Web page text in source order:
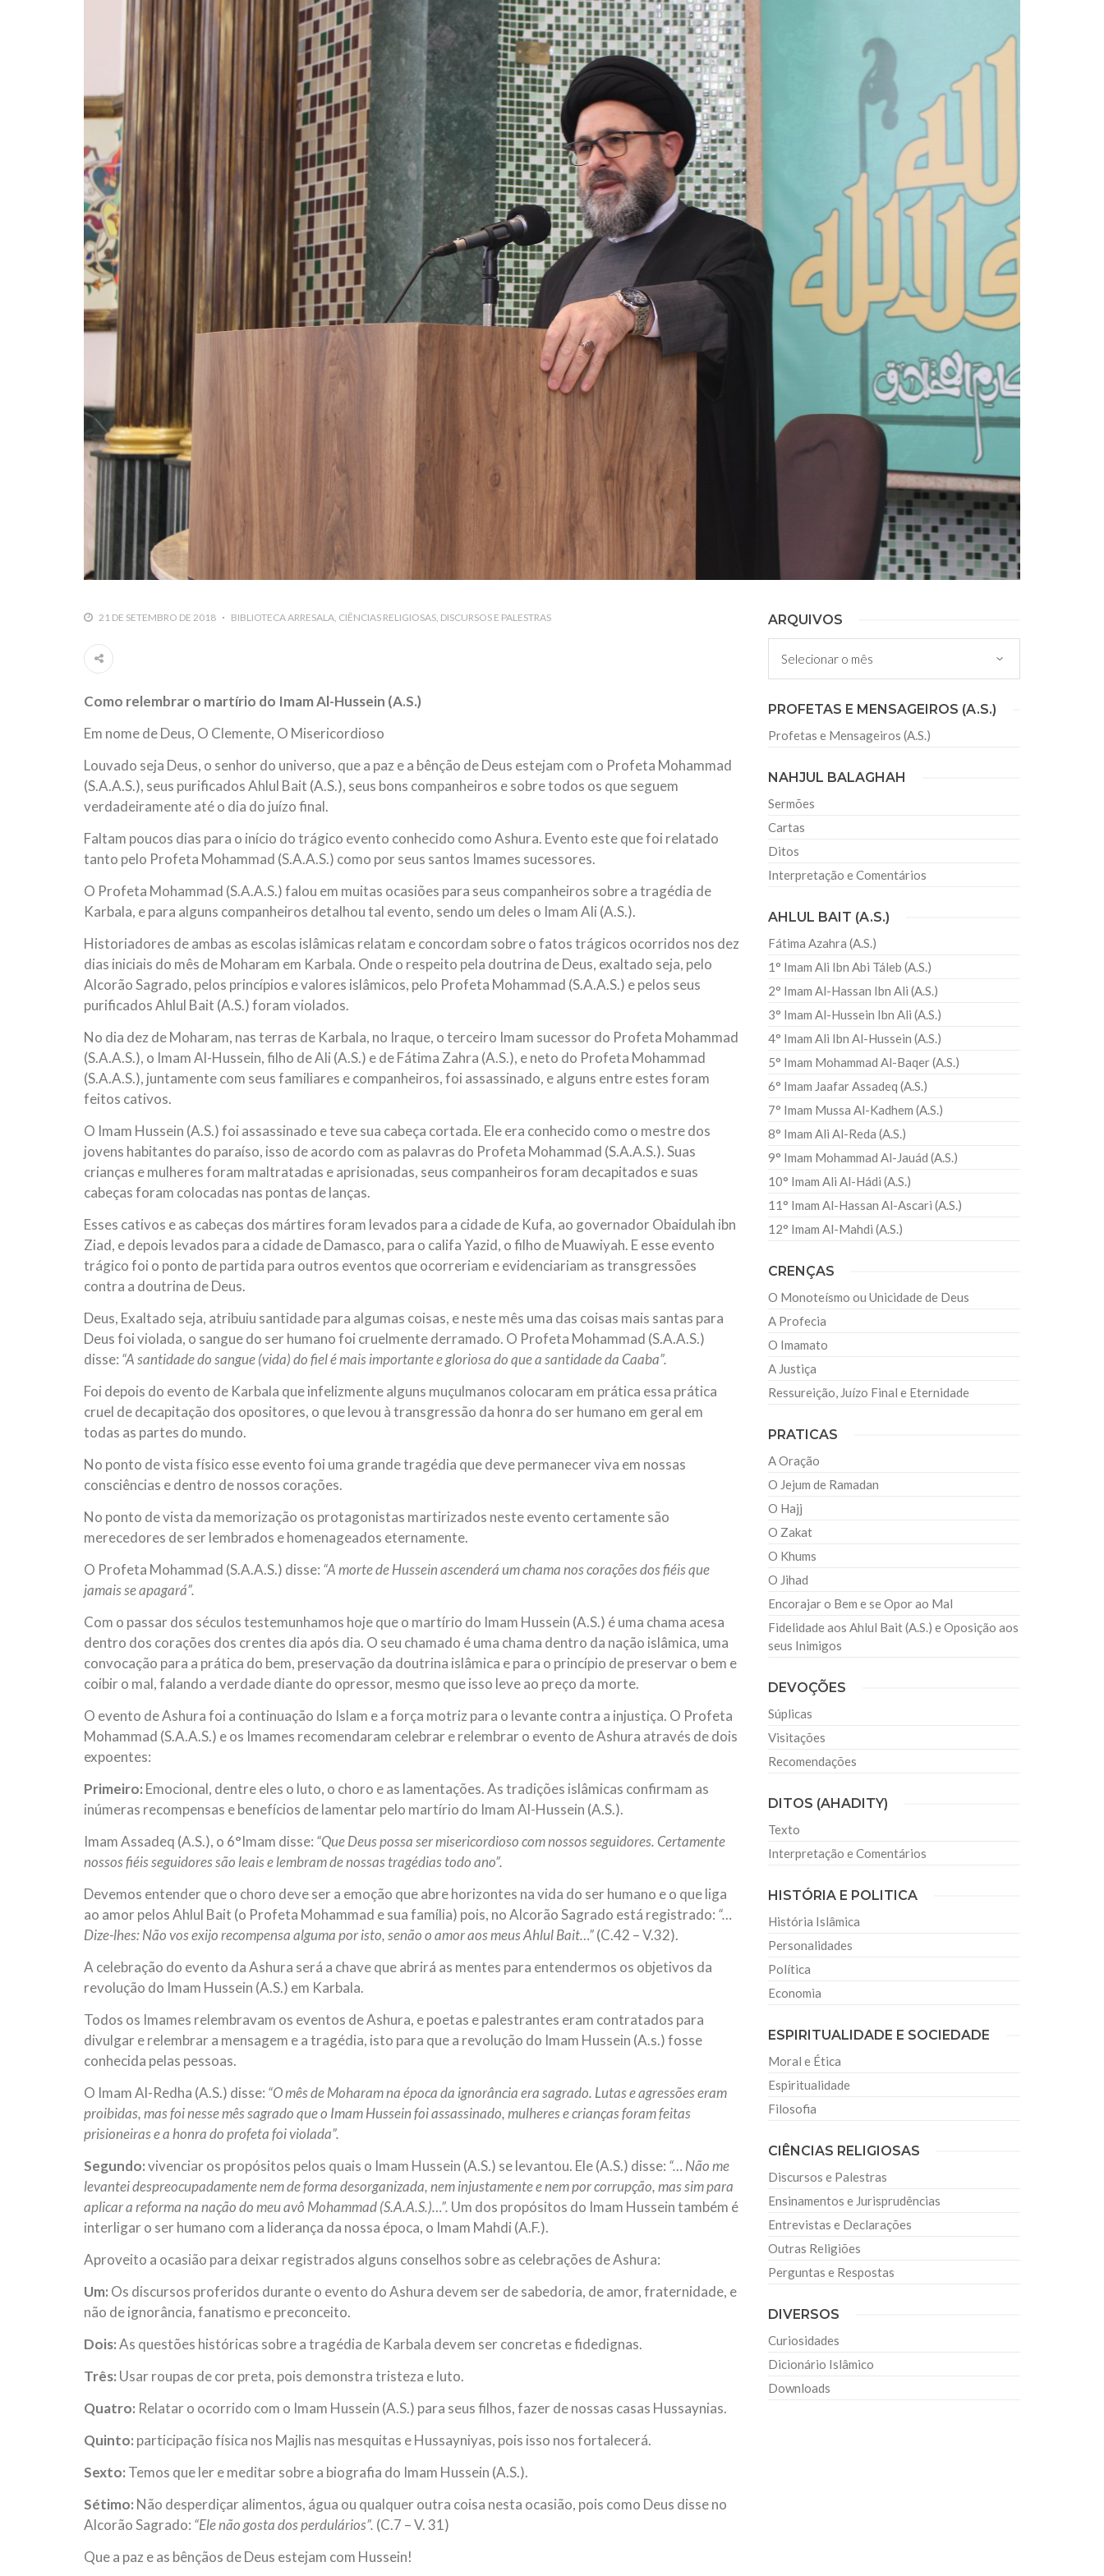
ter entrado numa guerra cultural e religiosa de magnitude. Mais
Hejrita. Desejamos a todos os irmãos e irmãs um novo
Falecimento do Imam Ali Ibn Al-Hussein (A.S.)
Em nome de Deus, o Clemente, o Misericordioso! Diante da data em que
relembramos o martírio do quarto Imam dos muçulmanos, o Imam Ali Ibn Al-
Hussein Ibn Ali Ibn Abi Táleb (A.S.), conhecido por “Zein Al-Ábidin” (Formosura
NOTÍCIAS
3 DE JULHO DE 2014
Centro Islâmico no Brasil recebe o ex-ministro das
Relações Exteriores da República Islâmica do Irã
Na noite da quinta-feira, 03 de Abril, o Centro Islâmico no Brasil recebeu em sua
sede, em São Paulo, o ex-ministro das Relações Exteriores da República Islâmica
do Irã, Sr. Kamal Kharrazi, que encontra-se visitando
21 DE SETEMBRO DE 2018 BIBLIOTECA ARRESALA CIÊNCIAS RELIGIOSAS DISCURSOS E PALESTRAS
Como relembrar o martírio do Imam Al-Hussein (A.S.)
Em nome de Deus, O Clemente, O Misericordioso
Louvado seja Deus, o senhor do universo, que a paz e a bênção de Deus estejam com o Profeta Mohammad
(S.A.A.S.), seus purificados Ahlul Bait (A.S.), seus bons companheiros e sobre todos os que seguem
verdadeiramente até o dia do juízo final.
Faltam poucos dias para o início do trágico evento conhecido como Ashura. Evento este que foi relatado
tanto pelo Profeta Mohammad (S.A.A.S.) como por seus santos Imames sucessores.
O Profeta Mohammad (S.A.A.S.) falou em muitas ocasiões para seus companheiros sobre a tragédia de
Karbala, e para alguns companheiros detalhou tal evento, sendo um deles o Imam Ali (A.S.).
Historiadores de ambas as escolas islâmicas relatam e concordam sobre o fatos trágicos ocorridos nos dez
dias iniciais do mês de Moharam em Karbala. Onde o respeito pela doutrina de Deus, exaltado seja, pelo
Alcorão Sagrado, pelos princípios e valores islâmicos, pelo Profeta Mohammad (S.A.A.S.) e pelos seus
purificados Ahlul Bait (A.S.) foram violados.
No dia dez de Moharam, nas terras de Karbala, no Iraque, o terceiro Imam sucessor do Profeta Mohammad
(S.A.A.S.), o Imam Al-Hussein, filho de Ali (A.S.) e de Fátima Zahra (A.S.), e neto do Profeta Mohammad
(S.A.A.S.), juntamente com seus familiares e companheiros, foi assassinado, e alguns entre estes foram
feitos cativos.
O Imam Hussein (A.S.) foi assassinado e teve sua cabeça cortada. Ele era conhecido como o mestre dos
jovens habitantes do paraíso, isso de acordo com as palavras do Profeta Mohammad (S.A.A.S.). Suas
crianças e mulheres foram maltratadas e aprisionadas, seus companheiros foram decapitados e suas
cabeças foram colocadas nas pontas de lanças.
Esses cativos e as cabeças dos mártires foram levados para a cidade de Kufa, ao governador Obaidulah ibn
Ziad, e depois levados para a cidade de Damasco, para o califa Yazid, o filho de Muawiyah. E esse evento
trágico foi o ponto de partida para outros eventos que ocorreriam e evidenciariam as transgressões
contra a doutrina de Deus.
Deus, Exaltado seja, atribuiu santidade para algumas coisas, e neste mês uma das coisas mais santas para
Deus foi violada, o sangue do ser humano foi cruelmente derramado. O Profeta Mohammad (S.A.A.S.)
disse: “A santidade do sangue (vida) do fiel é mais importante e gloriosa do que a santidade da Caaba”.
Foi depois do evento de Karbala que infelizmente alguns muçulmanos colocaram em prática essa prática
cruel de decapitação dos opositores, o que levou à transgressão da honra do ser humano em geral em
todas as partes do mundo.
No ponto de vista físico esse evento foi uma grande tragédia que deve permanecer viva em nossas
consciências e dentro de nossos corações.
No ponto de vista da memorização os protagonistas martirizados neste evento certamente são
merecedores de ser lembrados e homenageados eternamente.
O Profeta Mohammad (S.A.A.S.) disse: “A morte de Hussein ascenderá um chama nos corações dos fiéis que
jamais se apagará”.
Com o passar dos séculos testemunhamos hoje que o martírio do Imam Hussein (A.S.) é uma chama acesa
dentro dos corações dos crentes dia após dia. O seu chamado é uma chama dentro da nação islâmica, uma
convocação para a prática do bem, preservação da doutrina islâmica e para o princípio de preservar o bem e
coibir o mal, falando a verdade diante do opressor, mesmo que isso leve ao preço da morte.
O evento de Ashura foi a continuação do Islam e a força motriz para o levante contra a injustiça. O Profeta
Mohammad (S.A.A.S.) e os Imames recomendaram celebrar e relembrar o evento de Ashura através de dois
expoentes:
Primeiro: Emocional, dentre eles o luto, o choro e as lamentações. As tradições islâmicas confirmam as
inúmeras recompensas e benefícios de lamentar pelo martírio do Imam Al-Hussein (A.S.).
Imam Assadeq (A.S.), o 6°Imam disse: “Que Deus possa ser misericordioso com nossos seguidores. Certamente
nossos fiéis seguidores são leais e lembram de nossas tragédias todo ano”.
Devemos entender que o choro deve ser a emoção que abre horizontes na vida do ser humano e o que liga
ao amor pelos Ahlul Bait (o Profeta Mohammad e sua família) pois, no Alcorão Sagrado está registrado: “…
Dize-lhes: Não vos exijo recompensa alguma por isto, senão o amor aos meus Ahlul Bait…”(C.42 – V.32).
A celebração do evento da Ashura será a chave que abrirá as mentes para entendermos os objetivos da
revolução do Imam Hussein (A.S.) em Karbala.
Todos os Imames relembravam os eventos de Ashura, e poetas e palestrantes eram contratados para
divulgar e relembrar a mensagem e a tragédia, isto para que a revolução do Imam Hussein (A.s.) fosse
conhecida pelas pessoas.
O Imam Al-Redha (A.S.) disse: “O mês de Moharam na época da ignorância era sagrado. Lutas e agressões eram
proibidas, mas foi nesse mês sagrado que o Imam Hussein foi assassinado, mulheres e crianças foram feitas
prisioneiras e a honra do profeta foi violada”.
Segundo:vivenciar os propósitos pelos quais o Imam Hussein (A.S.) se levantou. Ele (A.S.) disse: “… Não me
levantei despreocupadamente nem de forma desorganizada, nem injustamente e nem por corrupção, mas sim para
aplicar a reforma na nação do meu avô Mohammad (S.A.A.S.)…”. Um dos propósitos do Imam Hussein também é
interligar o ser humano com a liderança da nossa época, o Imam Mahdi (A.F.).
Aproveito a ocasião para deixar registrados alguns conselhos sobre as celebrações de Ashura:
Um: Os discursos proferidos durante o evento do Ashura devem ser de sabedoria, de amor, fraternidade, e
não de ignorância, fanatismo e preconceito.
Dois:As questões históricas sobre a tragédia de Karbala devem ser concretas e fidedignas.
Três: Usar roupas de cor preta, pois demonstra tristeza e luto.
Quatro: Relatar o ocorrido com o Imam Hussein (A.S.) para seus filhos, fazer de nossas casas Hussaynias.
Quinto: participação física nos Majlis nas mesquitas e Hussayniyas, pois isso nos fortalecerá.
Sexto: Temos que ler e meditar sobre a biografia do Imam Hussein (A.S.).
Sétimo: Não desperdiçar alimentos, água ou qualquer outra coisa nesta ocasião, pois como Deus disse no
Alcorão Sagrado: “Ele não gosta dos perdulários”. (C.7 – V. 31)
Que a paz e as bênçãos de Deus estejam com Hussein!
ARQUIVOS
Arquivos
PROFETAS E MENSAGEIROS (A.S.)
Profetas e Mensageiros (A.S.)
NAHJUL BALAGHAH
Sermões
Cartas
Ditos
Interpretação e Comentários
AHLUL BAIT (A.S.)
Fátima Azahra (A.S.)
1° Imam Ali Ibn Abi Táleb (A.S.)
2° Imam Al-Hassan Ibn Ali (A.S.)
3° Imam Al-Hussein Ibn Ali (A.S.)
4° Imam Ali Ibn Al-Hussein (A.S.)
5° Imam Mohammad Al-Baqer (A.S.)
6° Imam Jaafar Assadeq (A.S.)
7° Imam Mussa Al-Kadhem (A.S.)
8° Imam Ali Al-Reda (A.S.)
9° Imam Mohammad Al-Jauád (A.S.)
10° Imam Ali Al-Hádi (A.S.)
11° Imam Al-Hassan Al-Ascari (A.S.)
12° Imam Al-Mahdi (A.S.)
CRENÇAS
O Monoteísmo ou Unicidade de Deus
A Profecia
O Imamato
A Justiça
Ressureição, Juízo Final e Eternidade
PRATICAS
A Oração
O Jejum de Ramadan
O Hajj
O Zakat
O Khums
O Jihad
Encorajar o Bem e se Opor ao Mal
Fidelidade aos Ahlul Bait (A.S.) e Oposição aos
seus Inimigos
DEVOÇÕES
Súplicas
Visitações
Recomendações
DITOS (AHADITY)
Texto
Interpretação e Comentários
HISTÓRIA E POLITICA
História Islâmica
Personalidades
Política
Economia
ESPIRITUALIDADE E SOCIEDADE
Moral e Ética
Espiritualidade
Filosofia
CIÊNCIAS RELIGIOSAS
Discursos e Palestras
Ensinamentos e Jurisprudências
Entrevistas e Declarações
Outras Religiões
Perguntas e Respostas
DIVERSOS
Curiosidades
Dicionário Islâmico
Downloads